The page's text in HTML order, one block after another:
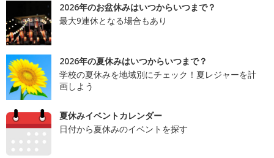
2026年のお盆休みはいつからいつまで？
最大9連休となる場合もあり
2026年の夏休みはいつからいつまで？
学校の夏休みを地域別にチェック！夏レジャーを計
画しよう
夏休みイベントカレンダー
日付から夏休みのイベントを探す